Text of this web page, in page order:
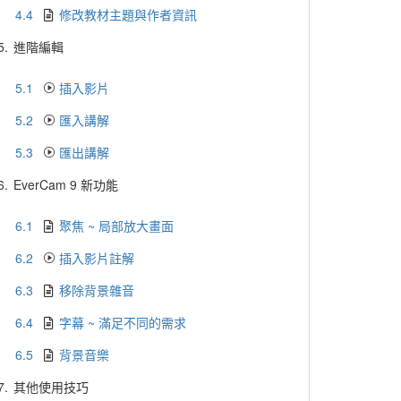
4.4
修改教材主題與作者資訊
進階編輯
5.1
插入影片
5.2
匯入講解
5.3
匯出講解
EverCam 9 新功能
6.1
聚焦 ~ 局部放大畫面
6.2
插入影片註解
6.3
移除背景雜音
6.4
字幕 ~ 滿足不同的需求
6.5
背景音樂
其他使用技巧